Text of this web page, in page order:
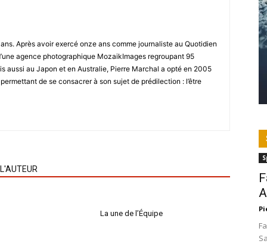
Après avoir exercé onze ans comme journaliste au Quotidien
agence photographique MozaikImages regroupant 95
aussi au Japon et en Australie, Pierre Marchal a opté en 2005
de se consacrer à son sujet de prédilection : l’être
La une de l’Équipe